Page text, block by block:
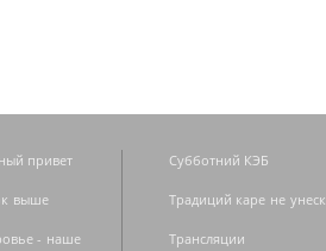
привет
выше
- наше
Субботний КЭБ
Традиций каре не унеск
Трансляции